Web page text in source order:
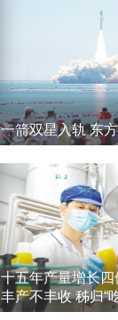
一箭双星入轨 东
十五年产量增长
丰产不丰收 秭归“